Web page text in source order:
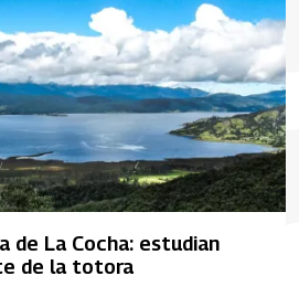
de La Cocha: estudian
de la totora